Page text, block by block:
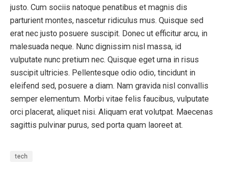
justo. Cum sociis natoque penatibus et magnis dis
parturient montes, nascetur ridiculus mus. Quisque sed
erat nec justo posuere suscipit. Donec ut efficitur arcu, in
malesuada neque. Nunc dignissim nisl massa, id
vulputate nunc pretium nec. Quisque eget urna in risus
suscipit ultricies. Pellentesque odio odio, tincidunt in
eleifend sed, posuere a diam. Nam gravida nisl convallis
semper elementum. Morbi vitae felis faucibus, vulputate
orci placerat, aliquet nisi. Aliquam erat volutpat. Maecenas
sagittis pulvinar purus, sed porta quam laoreet at.
tech